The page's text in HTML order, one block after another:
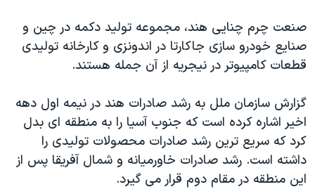
صنعت چرم چنایی هند، مجموعه تولید دکمه در چین و
صنایع خودرو سازی جاکارتا در اندونزی و کارخانه تولیدی
قطعات کامپیوتر در نیجریه از آن جمله هستند.
گزارش سازمان ملل به رشد صادرات هند در نیمه اول دهه
اخیر اشاره کرده است که جنوب آسیا را به منطقه ای بدل
کرد که سریع ترین رشد صادرات محصولات تولیدی را
داشته است. رشد صادرات خاورمیانه و شمال آفریقا پس از
این منطقه در مقام دوم قرار می گیرد.